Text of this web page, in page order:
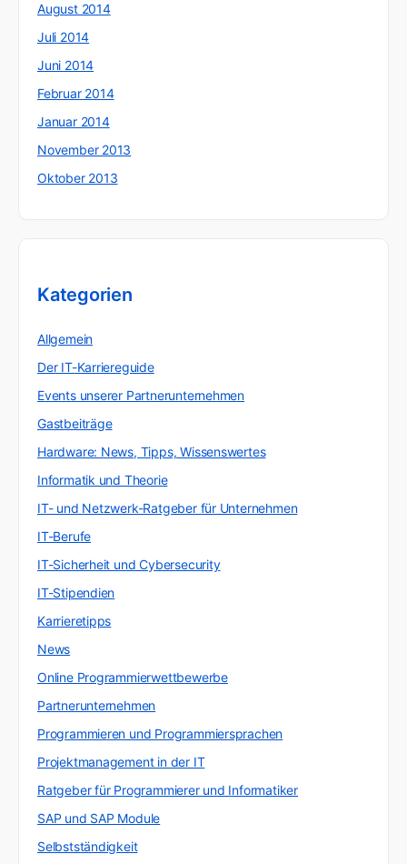
August 2014
Juli 2014
Juni 2014
Februar 2014
Januar 2014
November 2013
Oktober 2013
Kategorien
Allgemein
Der IT-Karriereguide
Events unserer Partnerunternehmen
Gastbeiträge
Hardware: News, Tipps, Wissenswertes
Informatik und Theorie
IT- und Netzwerk-Ratgeber für Unternehmen
IT-Berufe
IT-Sicherheit und Cybersecurity
IT-Stipendien
Karrieretipps
News
Online Programmierwettbewerbe
Partnerunternehmen
Programmieren und Programmiersprachen
Projektmanagement in der IT
Ratgeber für Programmierer und Informatiker
SAP und SAP Module
Selbstständigkeit